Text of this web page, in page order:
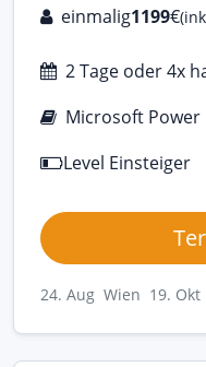
einmalig1199€
2 Tage oder 4x
Microsoft Power
Level Einsteiger
24. Aug Wien 19.